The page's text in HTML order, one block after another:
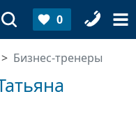
0
Бизнес-тренеры